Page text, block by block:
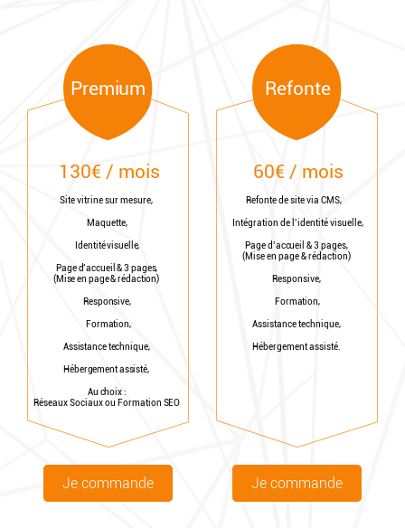
Premium
130€ / mois
Site vitrine sur mesure,
Maquette,
Identité visuelle,
Page d’accueil & 3 pages,
(Mise en page & rédaction)
Responsive,
Formation,
Assistance technique,
Hébergement assisté,
Au choix :
Réseaux Sociaux ou Formation SEO
Je commande
Refonte
60€ / mois
Refonte de site via CMS,
Intégration de l’identité visuelle,
Page d’accueil & 3 pages,
(Mise en page & rédaction)
Responsive,
Formation,
Assistance technique,
Hébergement assisté.
Je commande